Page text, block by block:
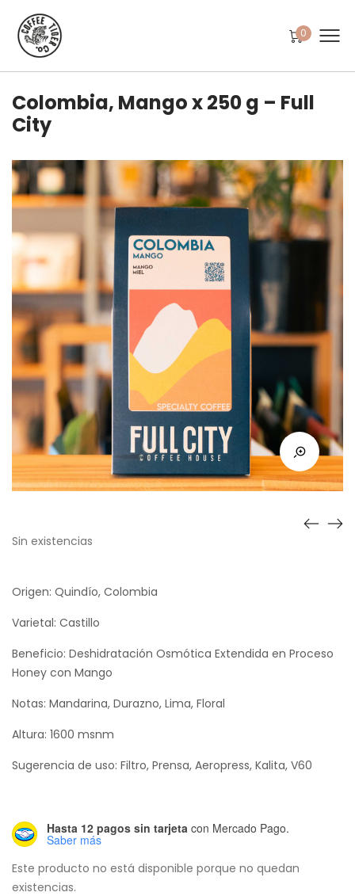
0
Colombia, Mango x 250 g – Full
City
Sin existencias
Origen: Quindío, Colombia
Varietal: Castillo
Beneficio: Deshidratación Osmótica Extendida en Proceso
Honey con Mango
Notas: Mandarina, Durazno, Lima, Floral
Altura: 1600 msnm
Sugerencia de uso: Filtro, Prensa, Aeropress, Kalita, V60
Hasta 12 pagos sin tarjeta con Mercado Pago.
Saber más
Este producto no está disponible porque no quedan
existencias.